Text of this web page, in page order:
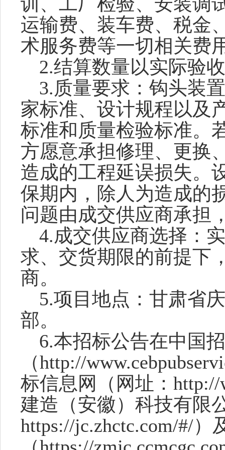
运输费、装车费、税金
术服务费等一切相关费
2.结算数量以实际验
3.质量要求： 钩头装
家标准、设计规程以及
标准和质量检验标准。
方愿意承担修理、更换
造成的工程延误损失。
保期内，除人为造成的
问题由成交供应商承担
4.成交供应商选择 ：
求、交货期限的前提下
商。
5.项目地点 ： 甘肃省
部。
6.本招标公告在中国
（http://
标信息网（网址：http://
建造（安徽）科技有限
https://jc.zhctc.com/#/